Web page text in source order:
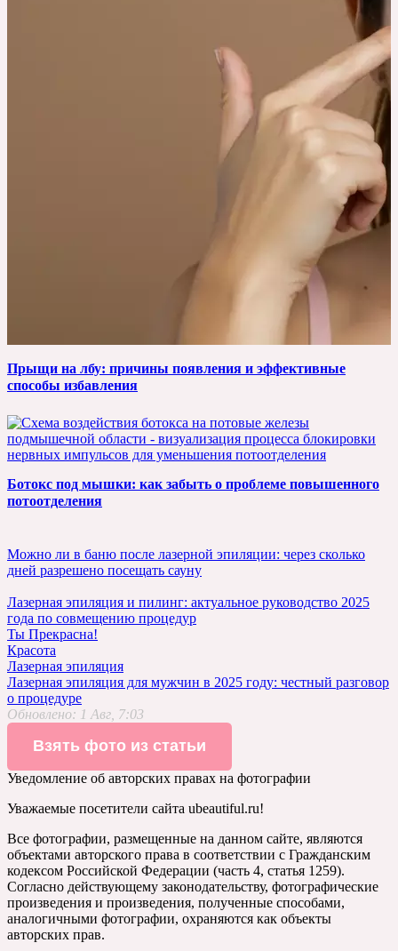
Прыщи на лбу: причины появления и эффективные
способы избавления
Ботокс под мышки: как забыть о проблеме повышенного
потоотделения
Можно ли в баню после лазерной эпиляции: через сколько
дней разрешено посещать сауну
Лазерная эпиляция и пилинг: актуальное руководство 2025
года по совмещению процедур
Ты Прекрасна!
Красота
Лазерная эпиляция
Лазерная эпиляция для мужчин в 2025 году: честный разговор
о процедуре
Обновлено: 1 Авг, 7:03
Взять фото из статьи
Уведомление об авторских правах на фотографии
Уважаемые посетители сайта ubeautiful.ru!
Все фотографии, размещенные на данном сайте, являются
объектами авторского права в соответствии с Гражданским
кодексом Российской Федерации (часть 4, статья 1259).
Согласно действующему законодательству, фотографические
произведения и произведения, полученные способами,
аналогичными фотографии, охраняются как объекты
авторских прав.